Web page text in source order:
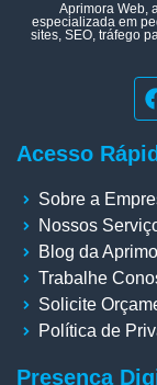
Aprimora Web,
especializada em
sites, SEO, tráfego
Acesso
Sobre a
Nossos
Blog da
Trabalhe
Solicite
Política de
Presença